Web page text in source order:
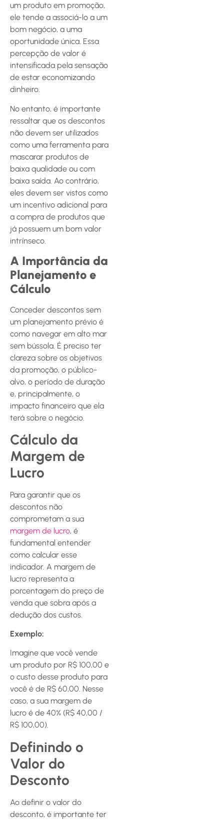
um produto em promoção,
ele tende a associá-lo a um
bom negócio, a uma
oportunidade única. Essa
percepção de valor é
intensificada pela sensação
de estar economizando
dinheiro.
No entanto, é importante
ressaltar que os descontos
não devem ser utilizados
como uma ferramenta para
mascarar produtos de
baixa qualidade ou com
baixa saída. Ao contrário,
eles devem ser vistos como
um incentivo adicional para
a compra de produtos que
já possuem um bom valor
intrínseco.
A Importância da
Planejamento e
Cálculo
Conceder descontos sem
um planejamento prévio é
como navegar em alto mar
sem bússola. É preciso ter
clareza sobre os objetivos
da promoção, o público-
alvo, o período de duração
e, principalmente, o
impacto financeiro que ela
terá sobre o negócio.
Cálculo da
Margem de
Lucro
Para garantir que os
descontos não
comprometam a sua
margem de lucro, é
fundamental entender
como calcular esse
indicador. A margem de
lucro representa a
porcentagem do preço de
venda que sobra após a
dedução dos custos.
Exemplo:
Imagine que você vende
um produto por R$ 100,00 e
o custo desse produto para
você é de R$ 60,00. Nesse
caso, a sua margem de
lucro é de 40% (R$ 40,00 /
R$ 100,00).
Definindo o
Valor do
Desconto
Ao definir o valor do
desconto, é importante ter